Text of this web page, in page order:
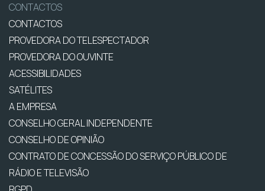
CONTACTOS
CONTACTOS
PROVEDORA DO TELESPECTADOR
PROVEDORA DO OUVINTE
ACESSIBILIDADES
SATÉLITES
A EMPRESA
CONSELHO GERAL INDEPENDENTE
CONSELHO DE OPINIÃO
CONTRATO DE CONCESSÃO DO SERVIÇO PÚBLICO DE
RÁDIO E TELEVISÃO